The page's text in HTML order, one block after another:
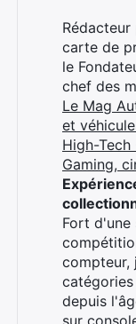
carte de
le
chef des
Le Mag
et
High-
Gaming,
Fort d'une
compteur,
depuis
sur